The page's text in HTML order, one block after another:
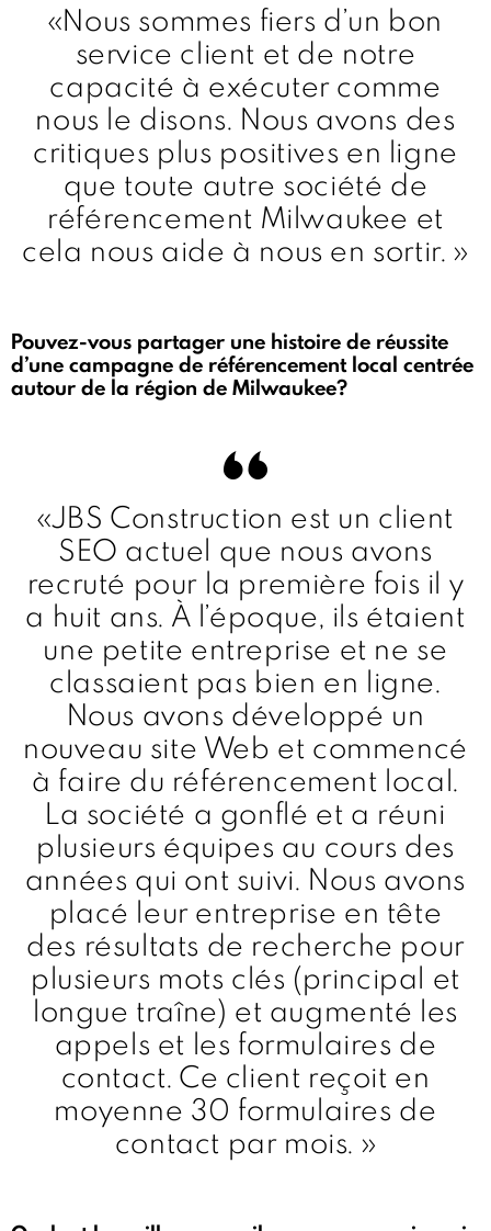
«Nous sommes fiers d’un bon
service client et de notre
capacité à exécuter comme
nous le disons. Nous avons des
critiques plus positives en ligne
que toute autre société de
référencement Milwaukee et
cela nous aide à nous en sortir. »
Pouvez-vous partager une histoire de réussite
d’une campagne de référencement local centrée
autour de la région de Milwaukee?
«JBS Construction est un client
SEO actuel que nous avons
recruté pour la première fois il y
a huit ans. À l’époque, ils étaient
une petite entreprise et ne se
classaient pas bien en ligne.
Nous avons développé un
nouveau site Web et commencé
à faire du référencement local.
La société a gonflé et a réuni
plusieurs équipes au cours des
années qui ont suivi. Nous avons
placé leur entreprise en tête
des résultats de recherche pour
plusieurs mots clés (principal et
longue traîne) et augmenté les
appels et les formulaires de
contact. Ce client reçoit en
moyenne 30 formulaires de
contact par mois. »